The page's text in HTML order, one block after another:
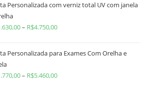
Personalizada com verniz total UV com janela
– R$4.750,00
Personalizada para Exames Com Orelha e
– R$5.460,00